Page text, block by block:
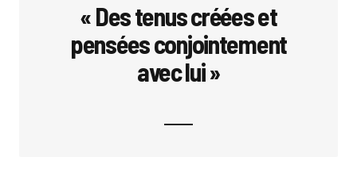
« Des tenus créées et
pensées conjointement
avec lui »